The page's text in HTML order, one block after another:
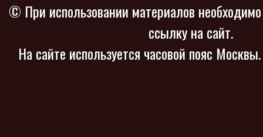
© При использовании материалов
ссылку на сайт.
На сайте используется часовой пояс